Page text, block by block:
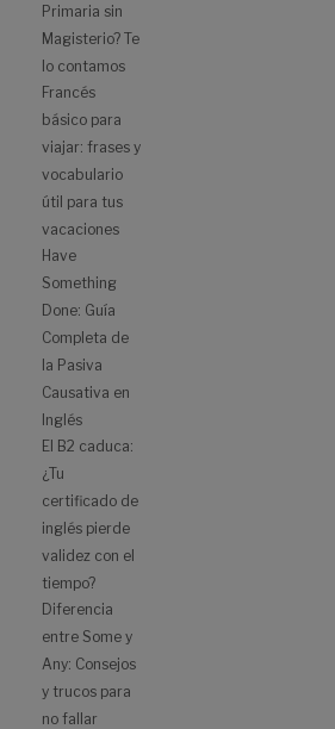
Primaria sin
Magisterio? Te
lo contamos
Francés
básico para
viajar: frases y
vocabulario
útil para tus
vacaciones
Have
Something
Done: Guía
Completa de
la Pasiva
Causativa en
Inglés
El B2 caduca:
¿Tu
certificado de
inglés pierde
validez con el
tiempo?
Diferencia
entre Some y
Any: Consejos
y trucos para
no fallar